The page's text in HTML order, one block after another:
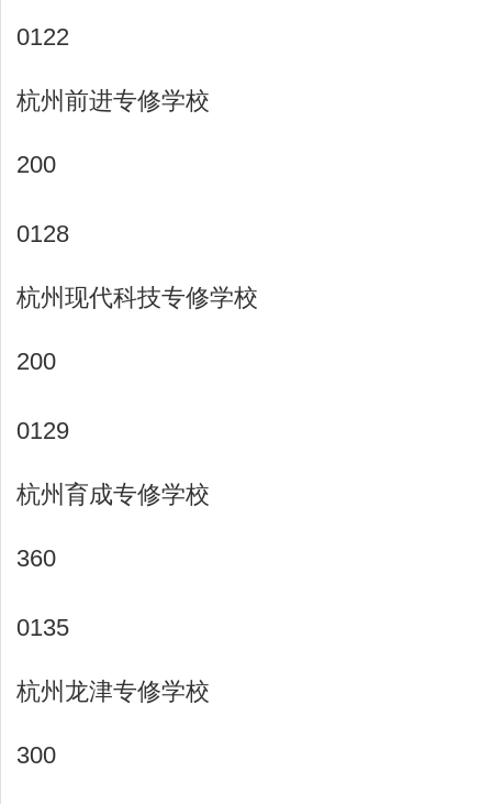
0122
杭州前进专修学校
200
0128
杭州现代科技专修学校
200
0129
杭州育成专修学校
360
0135
杭州龙津专修学校
300